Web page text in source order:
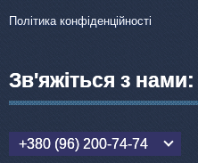
Політика конфіденційності
Зв'яжіться з нами:
+380 (96) 200-74-74